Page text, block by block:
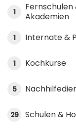
1
Fernschulen
Akademien
1 Internate &
1 Kochkurse
5
29 Schulen &